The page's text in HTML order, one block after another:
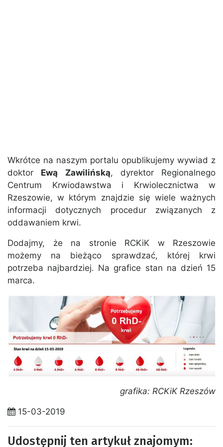
Wkrótce na naszym portalu opublikujemy wywiad z
doktor Ewą Zawilińską, dyrektor Regionalnego
Centrum Krwiodawstwa i Krwiolecznictwa w
Rzeszowie, w którym znajdzie się wiele ważnych
informacji dotycznych procedur związanych z
oddawaniem krwi.
Dodajmy, że na stronie RCKiK w Rzeszowie
możemy na bieżąco sprawdzać, której krwi
potrzeba najbardziej. Na grafice stan na dzień 15
marca.
grafika: RCKiK Rzeszów
15-03-2019
Udostępnij ten artykuł znajomym: